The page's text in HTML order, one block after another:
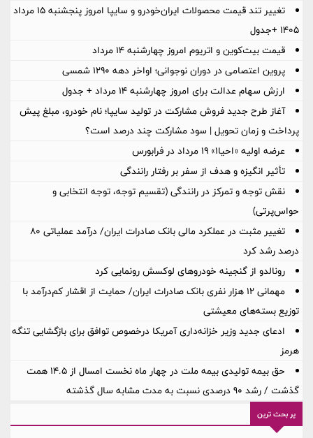
تغییر تند قیمت محصولات ایران‌خودرو و سایپا امروز پنجشنبه ۱۵ مرداد
۱۴۰۵ +جدول
قیمت بیت‌کوین و اتریوم امروز چهارشنبه ۱۴ مرداد
پروین اعتصامی در دوران نوجوانی؛ اواخر دهه ۱۲۹۰ شمسی
ارزش سهام عدالت برای امروز چهارشنبه ۱۴ مرداد + جدول
آغاز طرح جدید فروش مشارکت در تولید سایپا؛ نام خودرو، مبلغ پیش
پرداخت و زمان تحویل | سود مشارکت چند درصد است؟
عرضه اولیه «احیا۱» ۱۹ مرداد در فرابورس
تأثیر انگیزه و هدف از سفر بر رفتار رانندگی
نقش توجه و تمرکز در رانندگی (تقسیم توجه، توجه انتخابی و
حواس‌پرتی)
تغییر مثبت در عملکرد مالی بانک صادرات ایران/ درآمد عملیاتی 80
درصد رشد کرد
رونالدو از گنجینه خودروهای لوکسش رونمایی کرد
مهمانی ۱۲ هزار نفری بانک صادرات ایران/ حمایت از اقشار کم‌درآمد با
توزیع بسته‌های معیشتی
ادعای جدید وزیر خزانه‌داری آمریکا درخصوص توافق برای بازگشایی تنگه
هرمز
حق بیمه تولیدی بیمه ملت در چهار ماه نخست امسال از 14.5 همت
گذشت / رشد 90 درصدی نسبت به مدت مشابه سال گذشته
پر بحث ترین